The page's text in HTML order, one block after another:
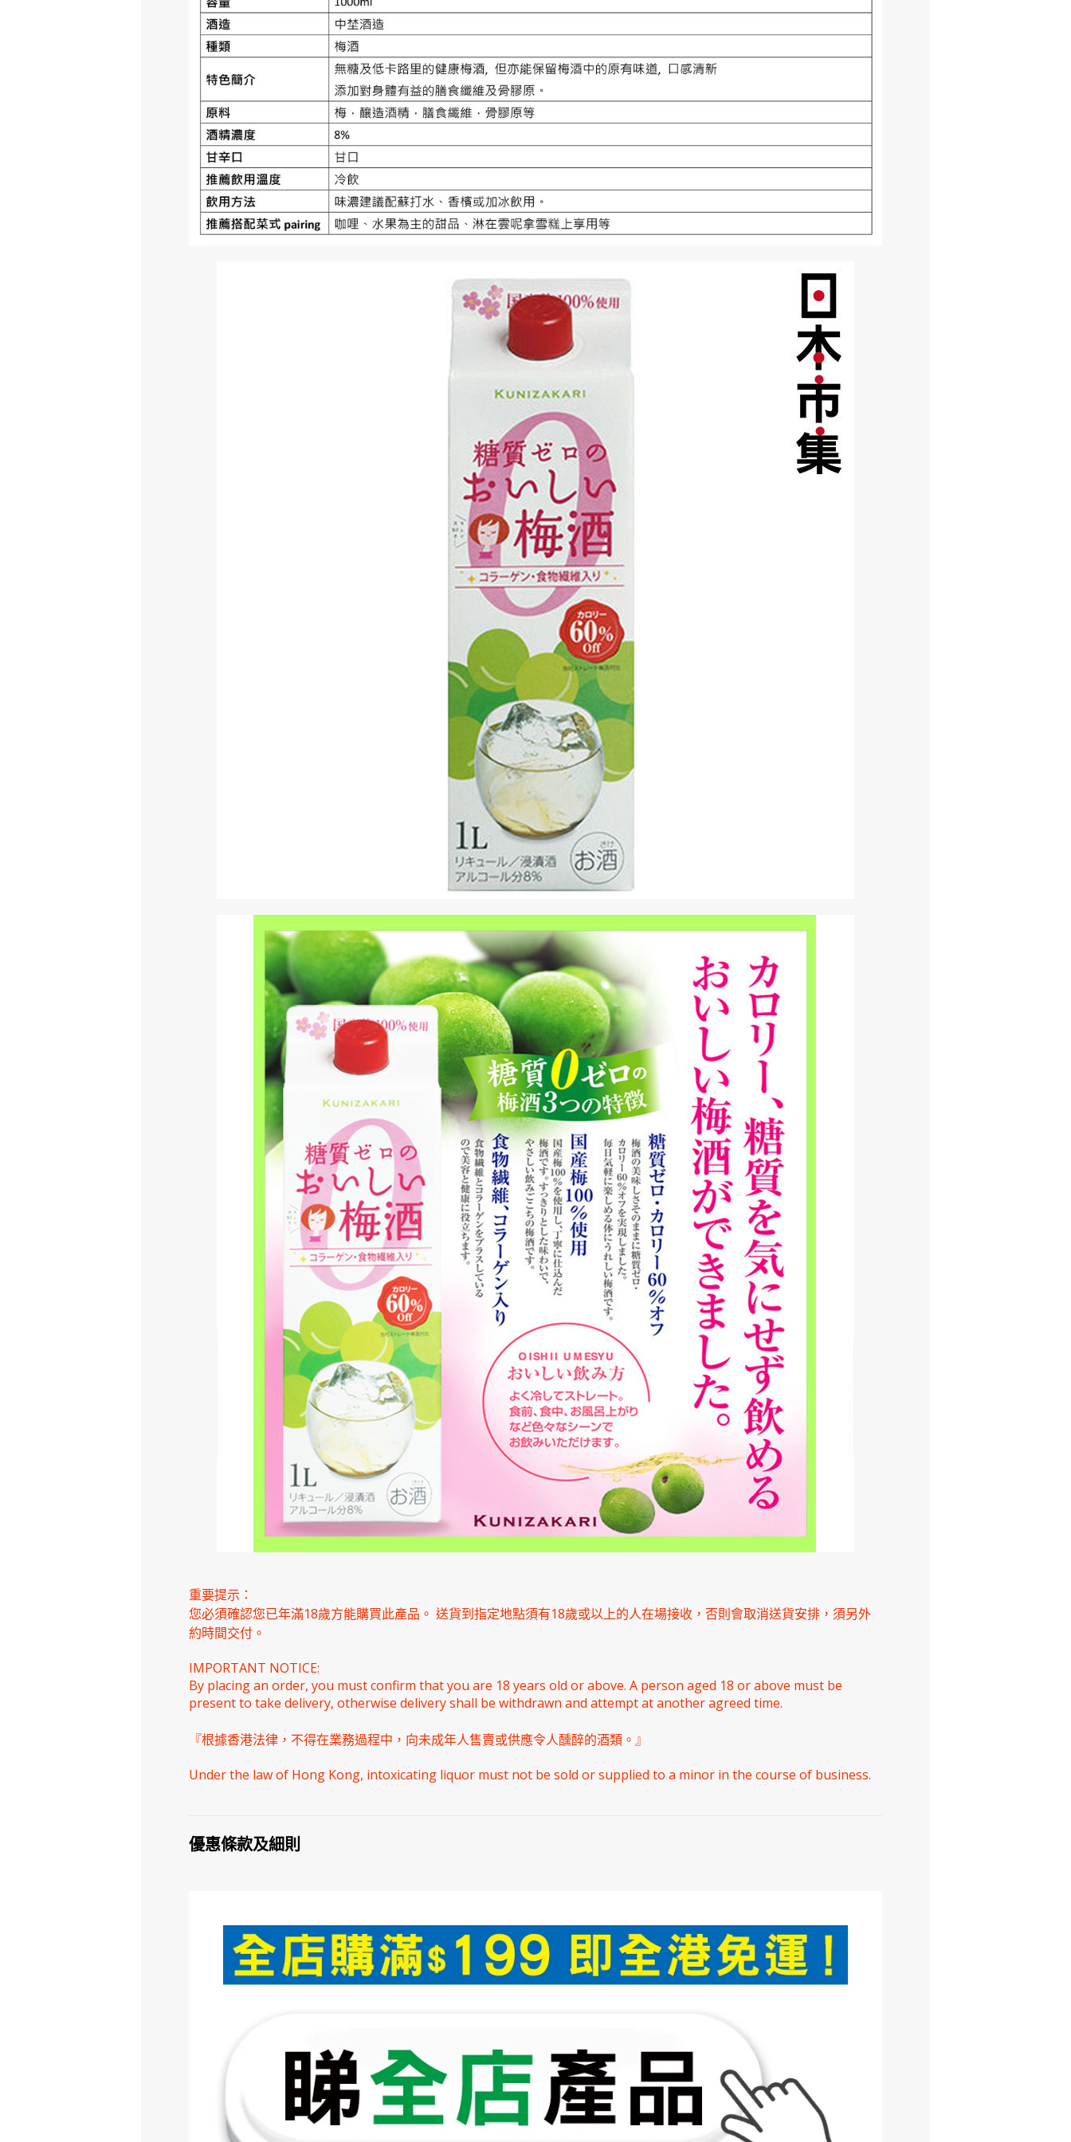
重要提示：
您必須確認您已年滿18歲方能購買此產品。 送貨到指定地點須有18歲或以上的人在場接收，否則會取消送貨安排，須另外
約時間交付。
IMPORTANT NOTICE:
By placing an order, you must confirm that you are 18 years old or above. A person aged 18 or above must be
present to take delivery, otherwise delivery shall be withdrawn and attempt at another agreed time.
『根據香港法律，不得在業務過程中，向未成年人售賣或供應令人醺醉的酒類。』
Under the law of Hong Kong, intoxicating liquor must not be sold or supplied to a minor in the course of business.
優惠條款及細則